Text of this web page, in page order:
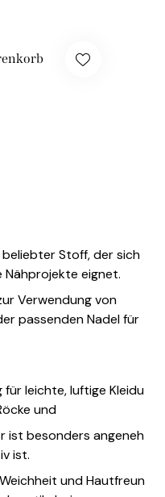
Stoff, der sich
eignet.
Verwendung von
passenden Nadel für
für leichte, luftige Kleidu
und
ist besonders angeneh
ist.
und Hautfreun